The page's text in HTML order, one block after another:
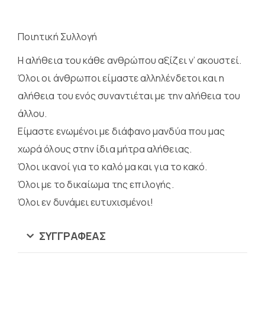
Ποιητική Συλλογή
Η αλήθεια του κάθε ανθρώπου αξίζει ν’ ακουστεί.
Όλοι οι άνθρωποι είμαστε αλληλένδετοι και η
αλήθεια του ενός συναντιέται με την αλήθεια του
άλλου.
Είμαστε ενωμένοι με διάφανο μανδύα που μας
χωρά όλους στην ίδια μήτρα αλήθειας.
Όλοι ικανοί για το καλό μα και για το κακό.
Όλοι με το δικαίωμα της επιλογής.
Όλοι εν δυνάμει ευτυχισμένοι!
ΣΥΓΓΡΑΦΈΑΣ